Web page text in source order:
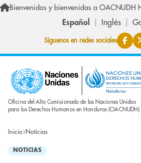
Pasar al contenido principal
Bienvenidos y bienvenidas a OACNUDH
Español Inglés
Síguenos en redes sociales
Oficina del Alto Comisionado de las Naciones Unidas
para los Derechos Humanos en Honduras (OACNUDH)
Inicio Noticias
NOTICIAS